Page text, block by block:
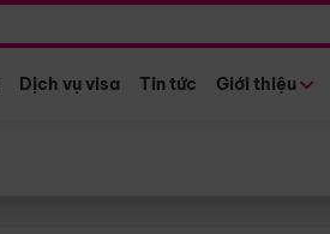
Dịch vụ visa Tin tức Giới thiệu